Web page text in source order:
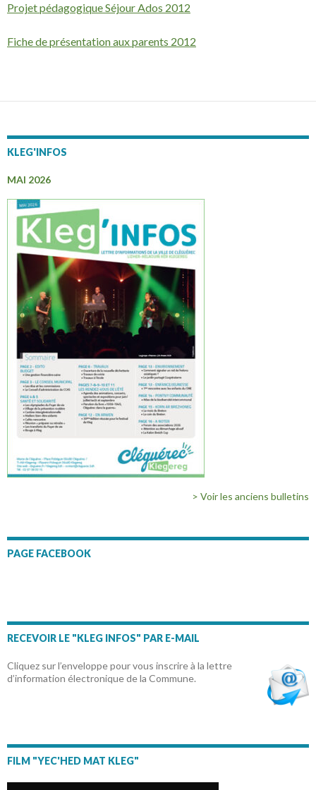
Projet pédagogique Séjour Ados 2012
Fiche de présentation aux parents 2012
KLEG'INFOS
MAI 2026
> Voir les anciens bulletins
PAGE FACEBOOK
RECEVOIR LE "KLEG INFOS" PAR E-MAIL
Cliquez sur l’enveloppe pour vous inscrire à la lettre
d’information électronique de la Commune.
FILM "YEC'HED MAT KLEG"